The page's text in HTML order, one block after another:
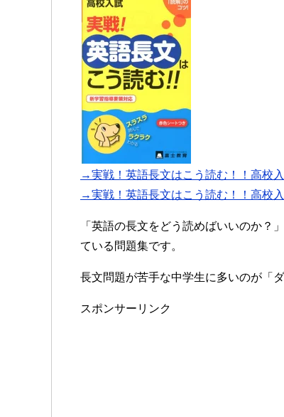
→実戦！英語長文はこう読む！！高校
→実戦！英語長文はこう読む！！高校
「英語の長文をどう読めばいいのか？
ている問題集です。
長文問題が苦手な中学生に多いのが「
スポンサーリンク